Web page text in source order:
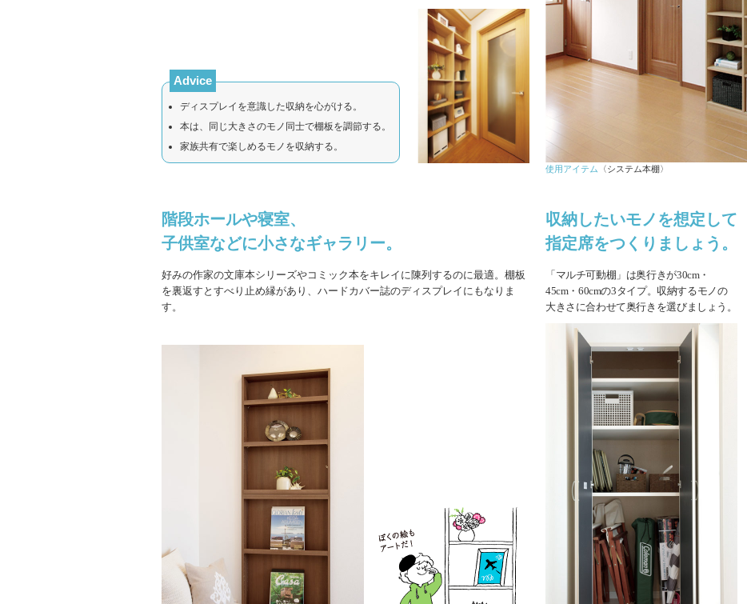
Advice
ディスプレイを意識した収納を心がける。
本は、同じ大きさのモノ同士で棚板を調節する。
家族共有で楽しめるモノを収納する。
使用アイテム 〈システム本棚〉
階段ホールや寝室、
子供室などに小さなギャラリー。
好みの作家の文庫本シリーズやコミック本をキレイに陳列するのに最適。棚板
を裏返すとすべり止め縁があり、ハードカバー誌のディスプレイにもなりま
す。
収納したいモノを想定して
指定席をつくりましょう。
「マルチ可動棚」は奥行きが30cm・
45cm・60cmの3タイプ。収納するモノの
大きさに合わせて奥行きを選びましょう。